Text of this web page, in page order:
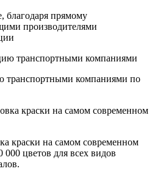
благодаря прямому
производителями
транспортными компаниями по
краски на самом современном
000 цветов для всех видов